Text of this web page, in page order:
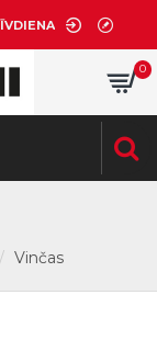
0
Vinčas